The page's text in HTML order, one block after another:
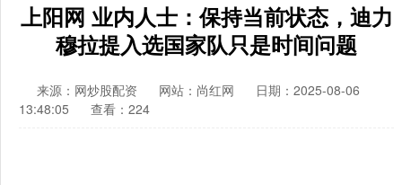
上阳网 业内人士：保持当前状态，迪力
穆拉提入选国家队只是时间问题
来源：网炒股配资 网站：尚红网
日期：2025-08-06
13:48:05
查看：224